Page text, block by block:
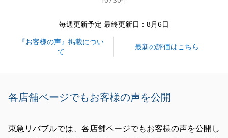
また何かお手伝い出来ることがございましたらお気軽
毎週更新予定 最終更新日：8月6日
『お客様の声』掲載につい
て
最新の評価はこちら
各店舗ページでもお客様の声を公開
東急リバブルでは、各店舗ページでもお客様の声を公開し